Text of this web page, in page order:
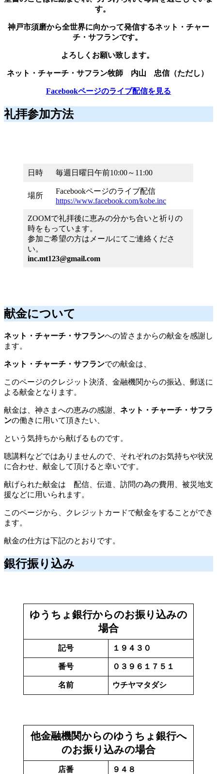
す。
神戸市須磨から全世界に向かって発信するネット・チャー
チ・サフランです。
よろしくお願い致します。
ネット・チャーチ・サフラン牧師 内山 忠信（ただし）
Facebookページのライブ配信を見る
礼拝参加方法
日時 毎週日曜日午前10:00～11:00
場所
Facebookページのライブ配信
https://www.facebook.com/kobe.inc
ZOOMで礼拝後に恵みの分かち合いと祈りの
時をもっています。
参加ご希望の方はメールにてご連絡くださ
い。
inc.mt123@gmail.com
献金について
ネット・チャーチ・サフランへの皆さまからの献金を感謝し
ます。
ネット・チャーチ・サフランでの献金は、
このページのクレジット決済、金融機関からの振込、郵送に
よる献金となります。
献金は、神さまへの恵みの感謝、 ネット・チャーチ・サフラ
ンの働きに用いて頂きたい、
という気持ちから献げるものです。
聴講料などではありませんので、それぞれのお気持ちや状況
に合わせ、献金して頂けると幸いです。
献げられた献金は 配信、伝道、訪問の為の費用、被災地支
援などに用いられます。
このページから、クレジットカードで献金をすることができ
ます。
献金の仕方は下記のとおりです。
銀行振り込み
ゆうちょ銀行からのお振り込みの
場合
記号 １９４３０
番号 ０３９６１７５１
名前 ウチヤマタダシ
他金融機関からのゆうちょ銀行へ
のお振り込みの場合
店番 ９４８